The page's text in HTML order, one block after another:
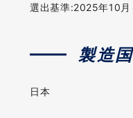
選出基準:2025年10月
製造国
日本